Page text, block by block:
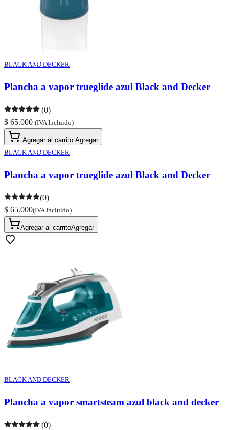
BLACK AND DECKER
Plancha a vapor trueglide azul Black and Decker
(0)
$ 65.000 (IVA Incluido)
Agregar al carrito Agregar
BLACK AND DECKER
Plancha a vapor trueglide azul Black and Decker
(0)
$ 65.000(IVA Incluido)
Agregar al carritoAgregar
BLACK AND DECKER
Plancha a vapor smartsteam azul black and decker
(0)